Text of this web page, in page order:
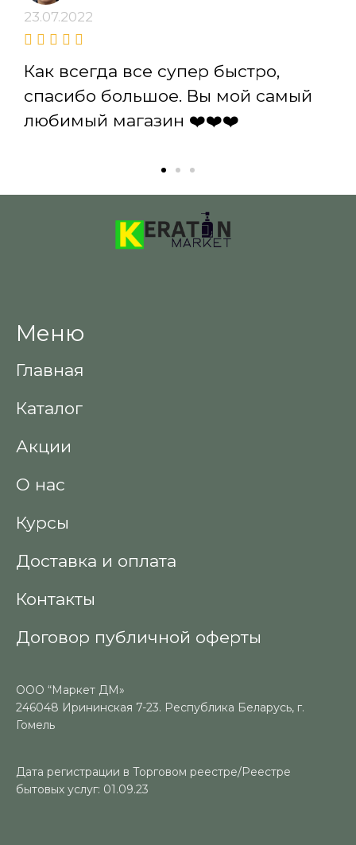
23.07.2022
Как всегда все супер быстро,
спасибо большое. Вы мой самый
любимый магазин ❤️❤️❤️
Меню
Главная
Каталог
Акции
О нас
Курсы
Доставка и оплата
Контакты
Договор публичной оферты
ООО “Маркет ДМ»
246048 Ирининская 7-23. Республика Беларусь, г.
Гомель
Дата регистрации в Торговом реестре/Реестре
бытовых услуг: 01.09.23